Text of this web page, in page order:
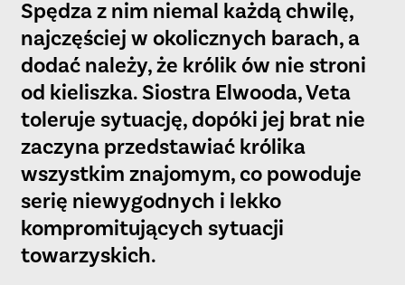
Spędza z nim niemal każdą chwilę,
najczęściej w okolicznych barach, a
dodać należy, że królik ów nie stroni
od kieliszka. Siostra Elwooda, Veta
toleruje sytuację, dopóki jej brat nie
zaczyna przedstawiać królika
wszystkim znajomym, co powoduje
serię niewygodnych i lekko
kompromitujących sytuacji
towarzyskich.